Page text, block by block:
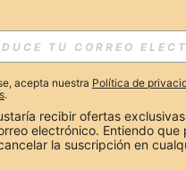
OFERTAS EXCLUSIVAS,
acepta nuestra Política de
.
recibir ofertas
electrónico. Entiendo que
la suscripción en